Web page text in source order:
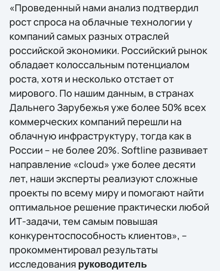
«Проведенный нами анализ подтвердил
рост спроса на облачные технологии у
компаний самых разных отраслей
российской экономики. Российский рынок
обладает колоссальным потенциалом
роста, хотя и несколько отстает от
мирового. По нашим данным, в странах
Дальнего Зарубежья уже более 50% всех
коммерческих компаний перешли на
облачную инфраструктуру, тогда как в
России – не более 20%. Softline развивает
направление «cloud» уже более десяти
лет, наши эксперты реализуют сложные
проекты по всему миру и помогают найти
оптимальное решение практически любой
ИТ-задачи, тем самым повышая
конкурентоспособность клиентов», –
прокомментировал результаты
исследования руководитель